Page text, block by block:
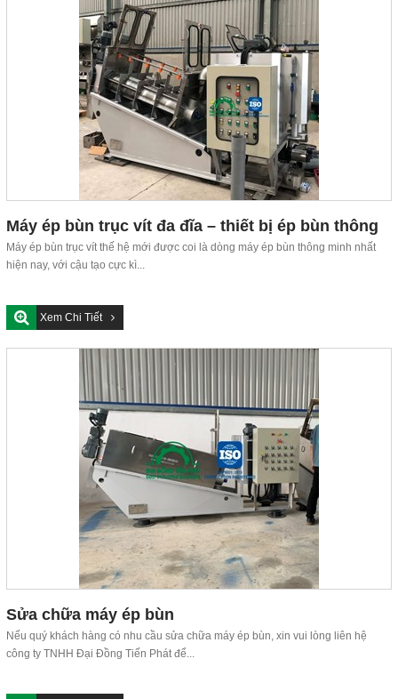
Máy ép bùn trục vít đa đĩa – thiết bị ép bùn thông
minh có thể tùy chỉnh
Máy ép bùn trục vít thế hệ mới được coi là dòng máy ép bùn thông minh nhất
hiện nay, với cậu tạo cực kì...
Xem Chi Tiết
Sửa chữa máy ép bùn
Nếu quý khách hàng có nhu cầu sửa chữa máy ép bùn, xin vui lòng liên hệ
công ty TNHH Đại Đồng Tiến Phát để...